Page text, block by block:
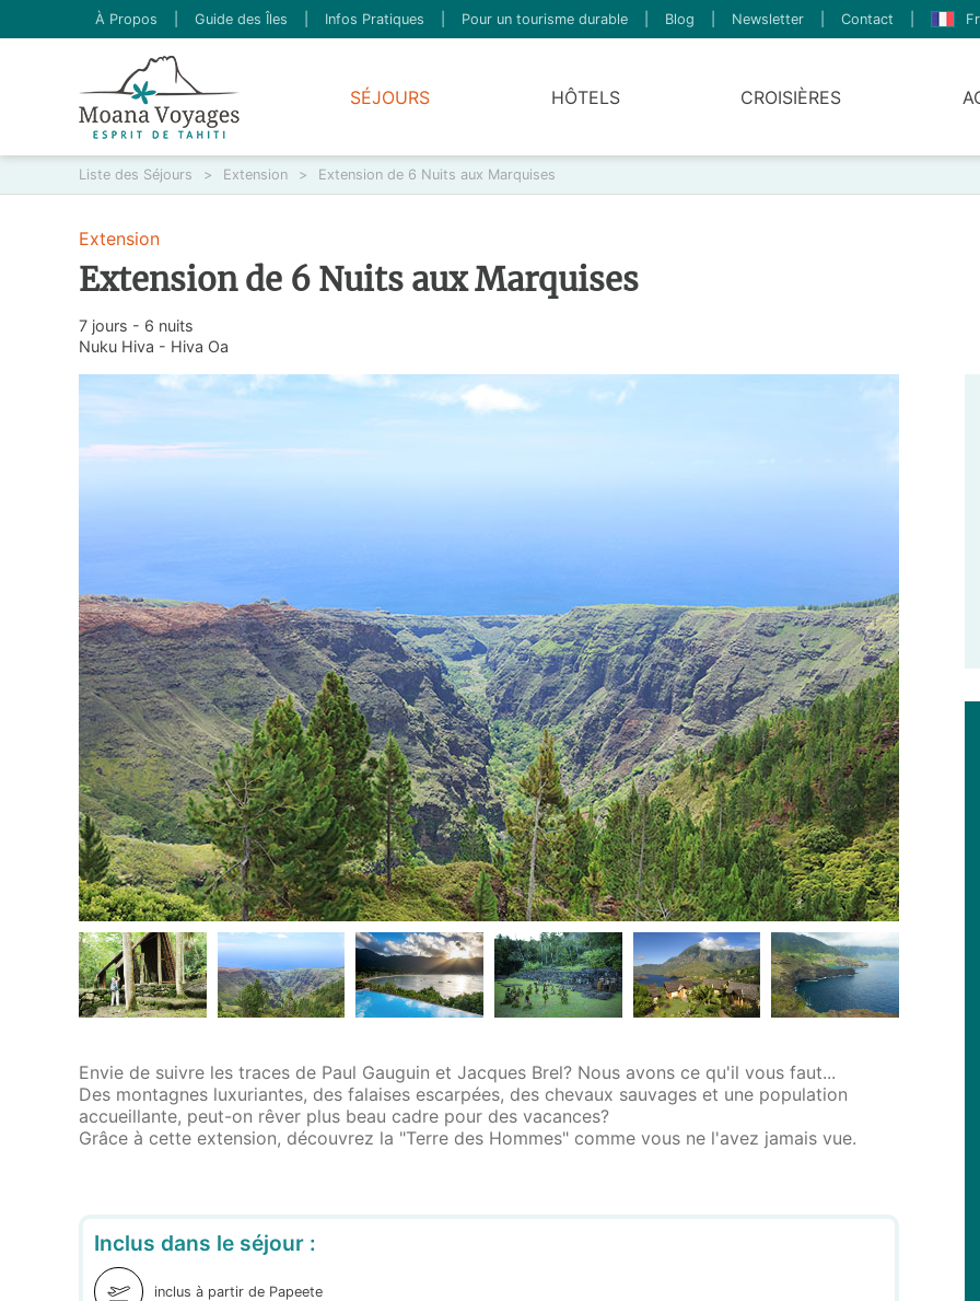
À Propos Guide des Îles Infos Pratiques Pour un tourisme durable Blog Newsletter Contact
SÉJOURS HÔTELS CROISIÈRES
Liste des Séjours > Extension > Extension de 6 Nuits aux Marquises
Extension
Extension de 6 Nuits aux Marquises
7 jours - 6 nuits
Nuku Hiva - Hiva Oa
Envie de suivre les traces de Paul Gauguin et Jacques Brel? Nous avons ce qu'il vous faut...
Des montagnes luxuriantes, des falaises escarpées, des chevaux sauvages et une population
accueillante, peut-on rêver plus beau cadre pour des vacances?
Grâce à cette extension, découvrez la "Terre des Hommes" comme vous ne l'avez jamais vue.
Inclus dans le séjour :
inclus à partir de Papeete